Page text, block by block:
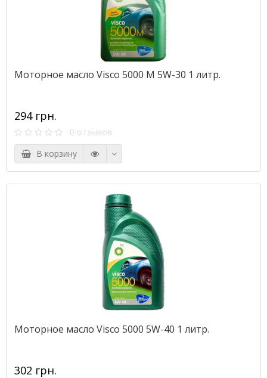
Моторное масло Visco 5000 M 5W-30 1 литр.
294 грн.
0 отзывов
В корзину
Моторное масло Visco 5000 5W-40 1 литр.
302 грн.